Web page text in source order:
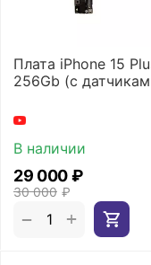
Плата iPhone 15
256Gb (с
В наличии
30 000 ₽
29 000₽
+
−